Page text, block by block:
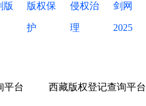
版 版权保
护
侵权治
理
剑网
2025
平台 西藏版权登记查询平台